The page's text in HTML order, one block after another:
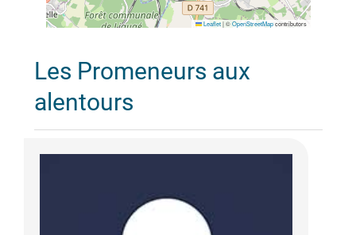
Leaflet |©OpenStreetMapcontributors
Les Promeneurs aux
alentours